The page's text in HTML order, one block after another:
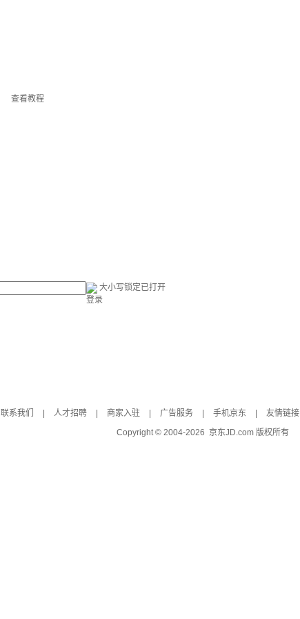
查看教程
大小写锁定已打开
登录
联系我们 人才招聘 商家入驻 广告服务 手机京东 友情链接
Copyright © 2004-2026 京东JD.com 版权所有